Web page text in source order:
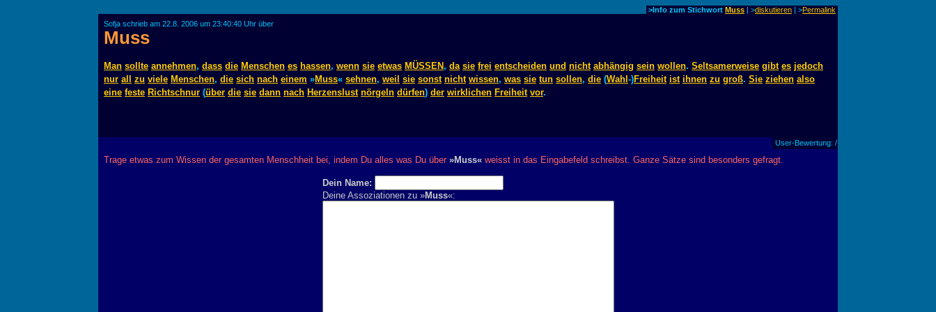
>Info zum Stichwort Muss | >diskutieren | >Permalink
Sofja schrieb am 22.8. 2006 um 23:40:40 Uhr über
Muss
Man sollte annehmen, dass die Menschen es hassen, wenn sie etwas MÜSSEN , da sie frei entscheiden und nicht abhängig sein wollen. Seltsamerweise gibt es jedoch
nur all zu viele Menschen, die sich nach einem »Muss« sehnen, weil sie sonst nicht wissen, was sie tun sollen, die (Wahl -)Freiheit ist ihnen zu groß. Sie ziehen also
eine feste Richtschnur (über die sie dann nach Herzenslust nörgeln dürfen) der wirklichen Freiheit vor.
User-Bewertung: /
Trage etwas zum Wissen der gesamten Menschheit bei, indem Du alles was Du über »Muss« weisst in das Eingabefeld schreibst. Ganze Sätze sind besonders gefragt.
Dein Name:
Deine Assoziationen zu »Muss«: